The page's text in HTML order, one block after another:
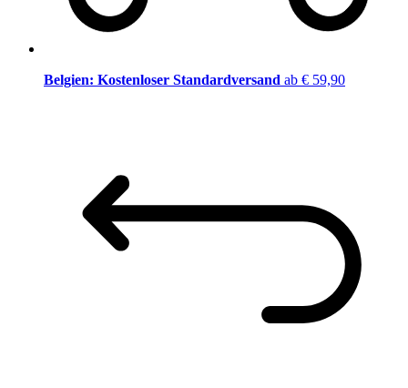
Belgien: Kostenloser Standardversand ab € 59,90